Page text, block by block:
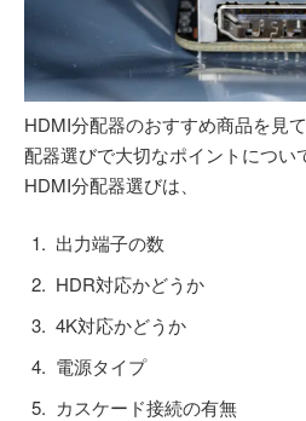
HDMI分配器のおすすめ商品を見
配器選びで大切なポイントについ
HDMI分配器選びは、
出力端子の数
HDR対応かどうか
4K対応かどうか
電源タイプ
カスケード接続の有無